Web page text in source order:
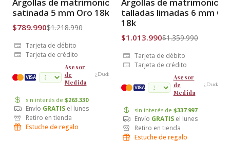
Envío Gratis
Argollas de matrimonio
satinada 5 mm Oro 18k
$789.990$1.218.990
Tarjeta de débito
Tarjeta de crédito
VISA
Asesor
de
Medida
¿Dudas?
sin interés de $263.330
Envío GRATIS el lunes
Retiro en tienda
Estuche de regalo
Envío Gratis
Argollas de matrimonio
talladas limadas 6 mm
18k
$1.013.990$1.359.990
Tarjeta de débito
Tarjeta de crédito
VISA
Asesor
de
Medida
¿Dudas?
sin interés de $337.997
Envío GRATIS el lunes
Retiro en tienda
Estuche de regalo